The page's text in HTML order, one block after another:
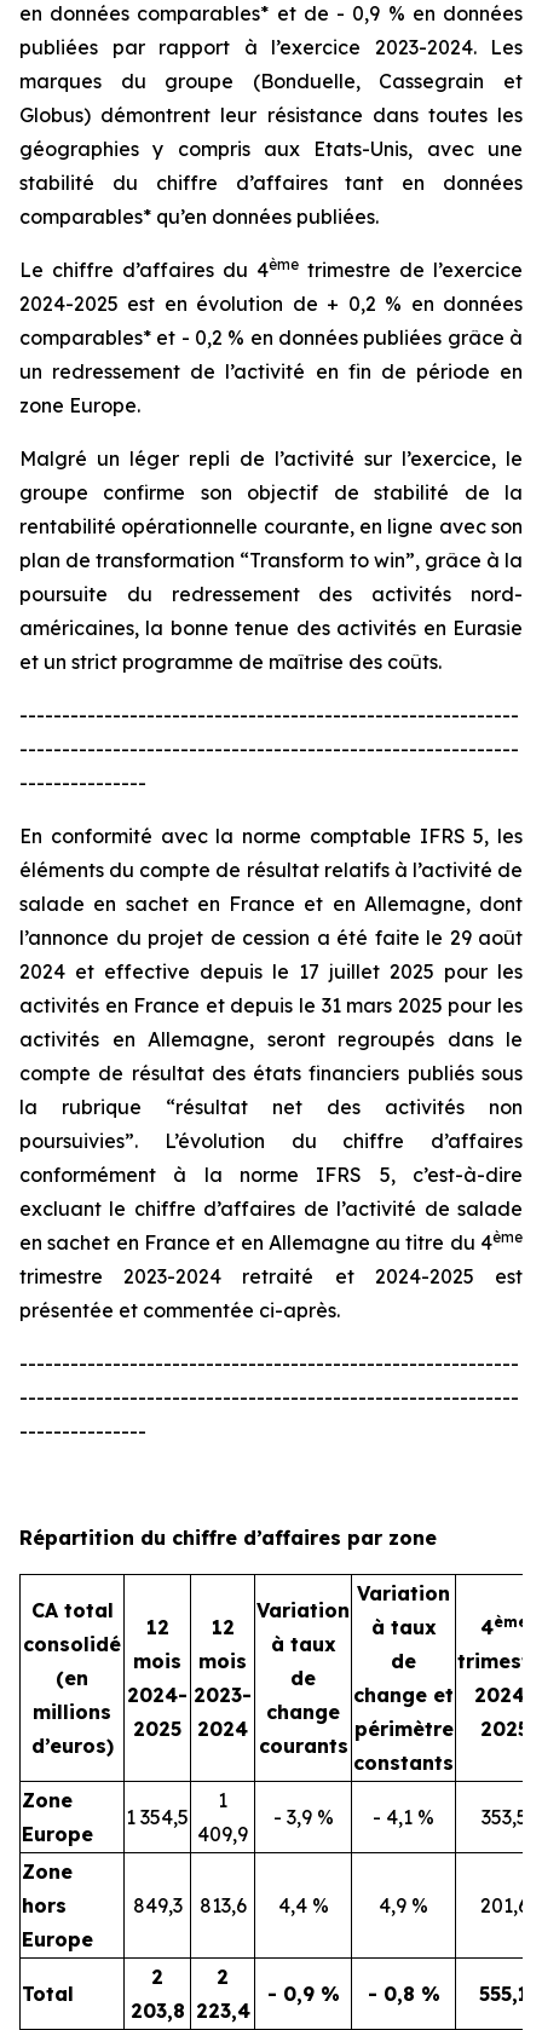
en données comparables* et de - 0,9 % en données
publiées par rapport à l’exercice 2023-2024. Les
marques du groupe (Bonduelle, Cassegrain et
Globus) démontrent leur résistance dans toutes les
géographies y compris aux Etats-Unis, avec une
stabilité du chiffre d’affaires tant en données
comparables* qu’en données publiées.
Le chiffre d’affaires du 4ème trimestre de l’exercice
2024-2025 est en évolution de + 0,2 % en données
comparables* et - 0,2 % en données publiées grâce à
un redressement de l’activité en fin de période en
zone Europe.
Malgré un léger repli de l’activité sur l’exercice, le
groupe confirme son objectif de stabilité de la
rentabilité opérationnelle courante, en ligne avec son
plan de transformation “Transform to win”, grâce à la
poursuite du redressement des activités nord-
américaines, la bonne tenue des activités en Eurasie
et un strict programme de maîtrise des coûts.
-----------------------------------------------------------
-----------------------------------------------------------
---------------
En conformité avec la norme comptable IFRS 5, les
éléments du compte de résultat relatifs à l’activité de
salade en sachet en France et en Allemagne, dont
l’annonce du projet de cession a été faite le 29 août
2024 et effective depuis le 17 juillet 2025 pour les
activités en France et depuis le 31 mars 2025 pour les
activités en Allemagne, seront regroupés dans le
compte de résultat des états financiers publiés sous
la rubrique “résultat net des activités non
poursuivies”. L’évolution du chiffre d’affaires
conformément à la norme IFRS 5, c’est-à-dire
excluant le chiffre d’affaires de l’activité de salade
en sachet en France et en Allemagne au titre du 4ème
trimestre 2023-2024 retraité et 2024-2025 est
présentée et commentée ci-après.
-----------------------------------------------------------
-----------------------------------------------------------
---------------
Répartition du chiffre d’affaires par zone
CA total
consolidé
(en
millions
d’euros)
12
mois
2024-
2025
12
mois
2023-
2024
Variation
à taux
de
change
courants
Variation
à taux
de
change et
périmètre
constants
4ème
2024-
2025
Zone
Europe
1 354,5
1
409,9
- 3,9 % - 4,1 % 353,5
Zone
hors
Europe
849,3 813,6 4,4 % 4,9 % 201,6
Total
2
203,8
2
223,4
- 0,9 % - 0,8 % 555,1